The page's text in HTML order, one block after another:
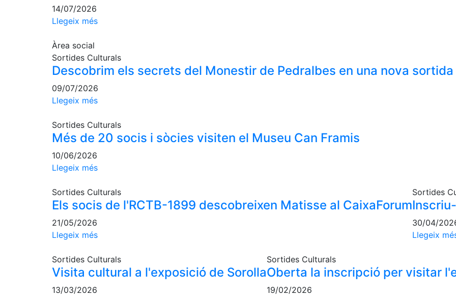
14/07/2026
Llegeix més
Àrea social
Sortides Culturals
Descobrim els secrets del Monestir de Pedralbes en una nova
09/07/2026
Llegeix més
Sortides Culturals
Més de 20 socis i sòcies visiten el Museu Can Framis
10/06/2026
Llegeix més
Sortides Culturals
Els socis de l'RCTB-1899 descobreixen Matisse al CaixaForum
21/05/2026
Llegeix més
Sortides
30/04/
Llegeix
Sortides Culturals
Visita cultural a l'exposició de Sorolla
13/03/2026
Sortides Culturals
Oberta la inscripció per visitar
19/02/2026